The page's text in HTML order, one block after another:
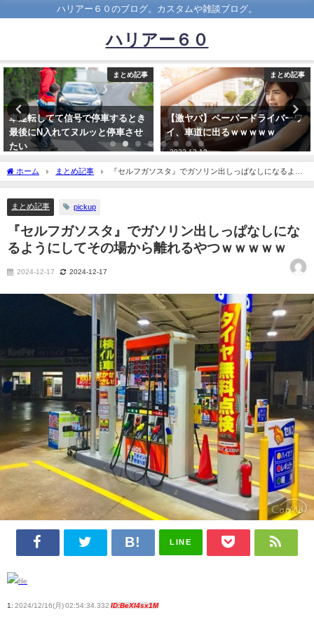
ハリアー６０のブログ。カスタムや雑談ブログ。
ハリアー６０
まとめ記事
【激ヤバ】ペーパードライバーワ
イ、車道に出るｗｗｗｗｗ
2022-12-12
まとめ記事
【速報】最新の『トヨタ車』人気
ランキング、ガチでヤバイｗｗｗ
ｗ
ホーム まとめ記事
『セルフガソスタ』でガソリン出しっぱなしになるよう
にしてその場から離れるやつｗｗｗｗｗ
まとめ記事 pickup
『セルフガソスタ』でガソリン出しっぱなしにな
るようにしてその場から離れるやつｗｗｗｗｗ
2024-12-17 2024-12-17
LINE
1: 2024/12/16(月) 02:54:34.332 ID:BeXI4sx1M